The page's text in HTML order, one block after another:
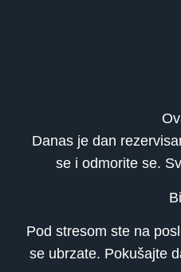
Danas je dan
se i odmorite se.
Pod stresom ste na
se ubrzate. Pokušajte